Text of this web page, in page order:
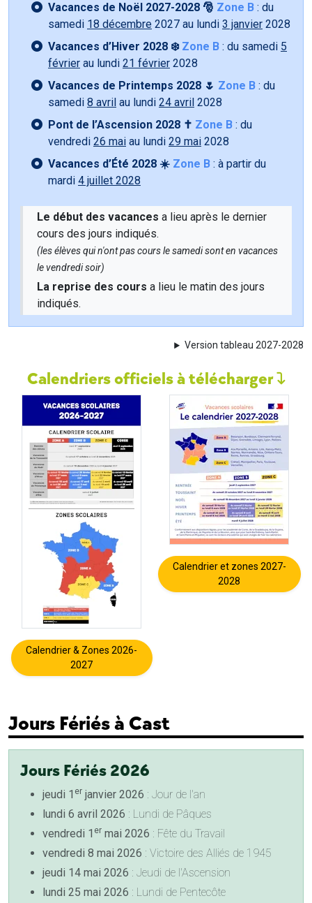
Vacances de Noël 2027-2028 🎅 Zone B : du
samedi 18 décembre 2027 au lundi 3 janvier 2028
Vacances d’Hiver 2028 ❄️ Zone B : du samedi 5
février au lundi 21 février 2028
Vacances de Printemps 2028 🌷 Zone B : du
samedi 8 avril au lundi 24 avril 2028
Pont de l’Ascension 2028 ✝️ Zone B : du
vendredi 26 mai au lundi 29 mai 2028
Vacances d’Été 2028 ☀️ Zone B : à partir du
mardi 4 juillet 2028
Le début des vacances a lieu après le dernier
cours des jours indiqués.
(les élèves qui n'ont pas cours le samedi sont en vacances
le vendredi soir)
La reprise des cours a lieu le matin des jours
indiqués.
Version tableau 2027-2028
Calendriers officiels à télécharger
Calendrier & Zones 2026-
2027
Calendrier et zones 2027-
2028
Jours Fériés à Cast
Jours Fériés 2026
jeudi 1 er janvier 2026 : Jour de l'an
lundi 6 avril 2026 : Lundi de Pâques
vendredi 1 er mai 2026 : Fête du Travail
vendredi 8 mai 2026 : Victoire des Alliés de 1945
jeudi 14 mai 2026 : Jeudi de l'Ascension
lundi 25 mai 2026 : Lundi de Pentecôte